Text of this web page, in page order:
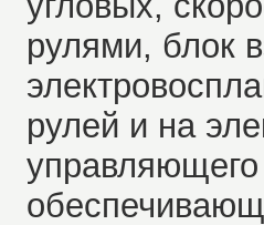
рулями, блок
рулей и на
управляющего